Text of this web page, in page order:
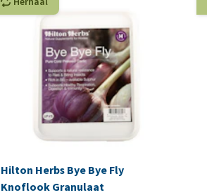
Hilton Herbs Bye Bye Fly
Knoflook Granulaat